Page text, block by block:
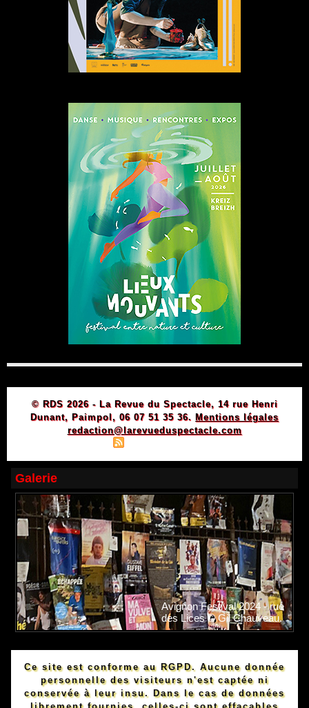
© RDS 2026 - La Revue du Spectacle, 14 rue Henri
Dunant, Paimpol, 06 07 51 35 36. Mentions légales
redaction@larevueduspectacle.com
Galerie
Avignon Festival 2024 - rue
des Lices © Gil Chauveau.
Ce site est conforme au RGPD. Aucune donnée
personnelle des visiteurs n'est captée ni
conservée à leur insu. Dans le cas de données